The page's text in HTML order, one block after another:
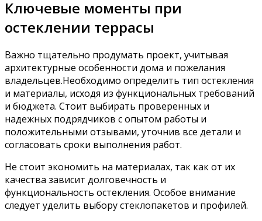
Ключевые моменты при
остеклении террасы
Важно тщательно продумать проект, учитывая
архитектурные особенности дома и пожелания
владельцев.Необходимо определить тип остекления
и материалы, исходя из функциональных требований
и бюджета. Стоит выбирать проверенных и
надежных подрядчиков с опытом работы и
положительными отзывами, уточнив все детали и
согласовать сроки выполнения работ.
Не стоит экономить на материалах, так как от их
качества зависит долговечность и
функциональность остекления. Особое внимание
следует уделить выбору стеклопакетов и профилей.